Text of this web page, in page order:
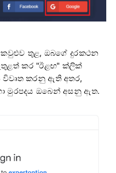
තුළ, ඔබගේ දුරකථන
කර "ඊළඟ" ක්ලික්
කරනු ඇති අතර,
මුරපදය ඔබෙන් අසනු ඇත.